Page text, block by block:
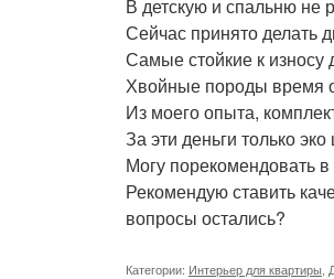
В детскую и спальню не
Сейчас принято делать
Самые стойкие к износу
Хвойные породы время
Из моего опыта,
За эти деньги только
Могу порекомендовать
Рекомендую ставить
вопросы остались?
Категории: Интерьер для квартиры